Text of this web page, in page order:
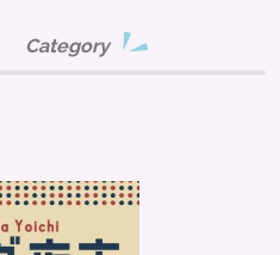
Category